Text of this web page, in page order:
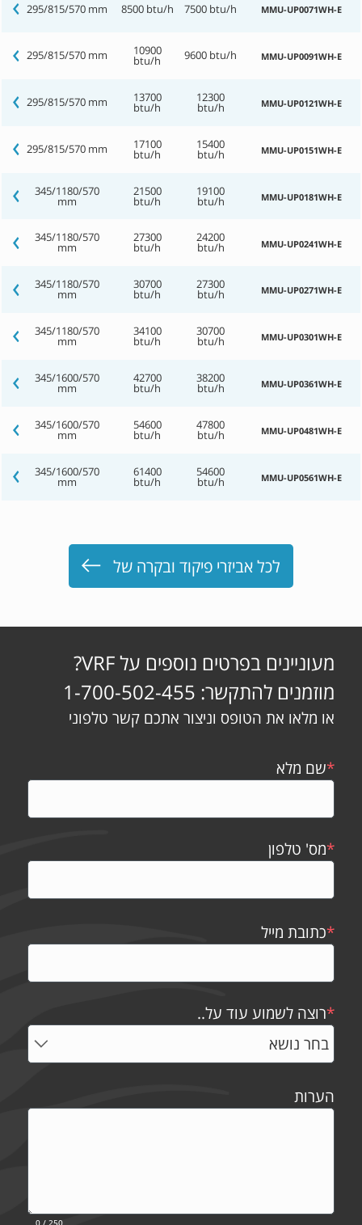
MMU-UP0071WH-E
7500 btu/h
8500 btu/h
295/815/570 mm
MMU-UP0091WH-E
9600 btu/h
10900
btu/h
295/815/570 mm
MMU-UP0121WH-E
12300
btu/h
13700
btu/h
295/815/570 mm
MMU-UP0151WH-E
15400
btu/h
17100
btu/h
295/815/570 mm
MMU-UP0181WH-E
19100
btu/h
21500
btu/h
345/1180/570
mm
MMU-UP0241WH-E
24200
btu/h
27300
btu/h
345/1180/570
mm
MMU-UP0271WH-E
27300
btu/h
30700
btu/h
345/1180/570
mm
MMU-UP0301WH-E
30700
btu/h
34100
btu/h
345/1180/570
mm
MMU-UP0361WH-E
38200
btu/h
42700
btu/h
345/1600/570
mm
MMU-UP0481WH-E
47800
btu/h
54600
btu/h
345/1600/570
mm
MMU-UP0561WH-E
54600
btu/h
61400
btu/h
345/1600/570
mm
לכל אביזרי פיקוד ובקרה של
מעוניינים בפרטים נוספים על VRF?
מוזמנים להתקשר: 1-700-502-455
או מלאו את הטופס וניצור אתכם קשר טלפוני
*שם מלא
*מס' טלפון
*כתובת מייל
*רוצה לשמוע עוד על..
הערות